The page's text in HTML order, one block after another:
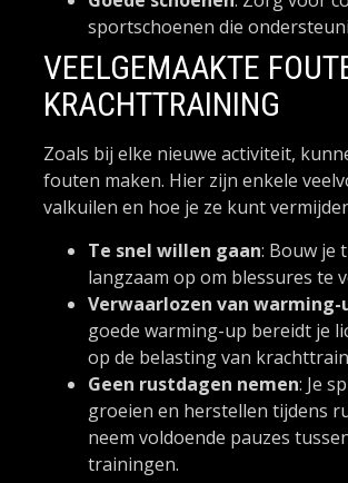
sportschoenen die
VEELGEMAAKTE
KRACHTTRAINING
Zoals bij elke nieuwe activiteit,
fouten maken. Hier zijn enkele
valkuilen en hoe je ze kunt
Te snel willen gaan: Bouw je
langzaam op om blessures te
Verwaarlozen van warming-
goede warming-up bereidt je
op de belasting van
Geen rustdagen nemen: Je
groeien en herstellen tijdens
neem voldoende pauzes
trainingen.